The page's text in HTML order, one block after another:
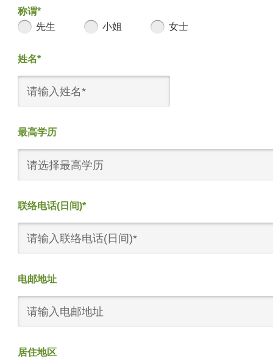
称谓*
先生
小姐 女士
姓名*
最高学历
请选择最高学历
联络电话(日间)*
电邮地址
居住地区